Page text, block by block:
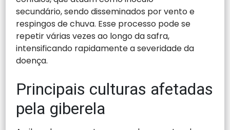
secundário, sendo disseminados por vento e
respingos de chuva. Esse processo pode se
repetir várias vezes ao longo da safra,
intensificando rapidamente a severidade da
doença.
Principais culturas afetadas
pela giberela